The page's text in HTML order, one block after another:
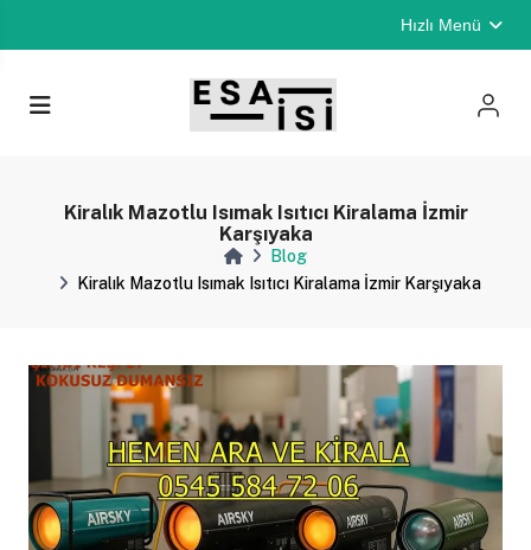
Hızlı Menü
Kiralık Mazotlu Isımak Isıtıcı Kiralama İzmir
Karşıyaka
Blog
Kiralık Mazotlu Isımak Isıtıcı Kiralama İzmir Karşıyaka